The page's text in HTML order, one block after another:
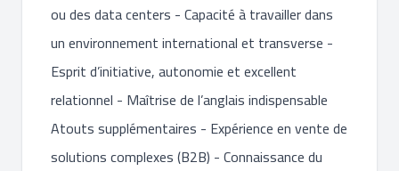
ou des data centers - Capacité à travailler dans
un environnement international et transverse -
Esprit d’initiative, autonomie et excellent
relationnel - Maîtrise de l’anglais indispensable
Atouts supplémentaires - Expérience en vente de
solutions complexes (B2B) - Connaissance du